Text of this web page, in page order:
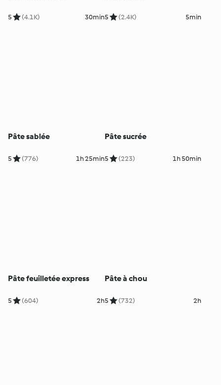
5 (4.1K) 30min5 (2.4K) 5min
Pâte sablée
5 (776) 1h 25min
Pâte sucrée
5 (223) 1h 50min
Pâte feuilletée express
5 (604) 2h
Pâte à chou
5 (732) 2h